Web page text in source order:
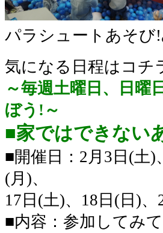
パラシュートあそ
気になる日程はコチ
～毎週土曜日、日曜
ぼう!～
■家ではできない
■開催日：2 月3日(土)
(月)、
17日(土)、18日(日)
■内容：参加してみ